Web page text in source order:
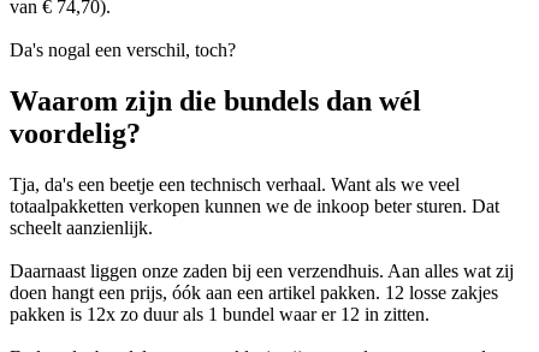
van € 74,70).
Da's nogal een verschil, toch?
Waarom zijn die bundels dan wél
voordelig?
Tja, da's een beetje een technisch verhaal. Want als we veel
totaalpakketten verkopen kunnen we de inkoop beter sturen. Dat
scheelt aanzienlijk.
Daarnaast liggen onze zaden bij een verzendhuis. Aan alles wat zij
doen hangt een prijs, óók aan een artikel pakken. 12 losse zakjes
pakken is 12x zo duur als 1 bundel waar er 12 in zitten.